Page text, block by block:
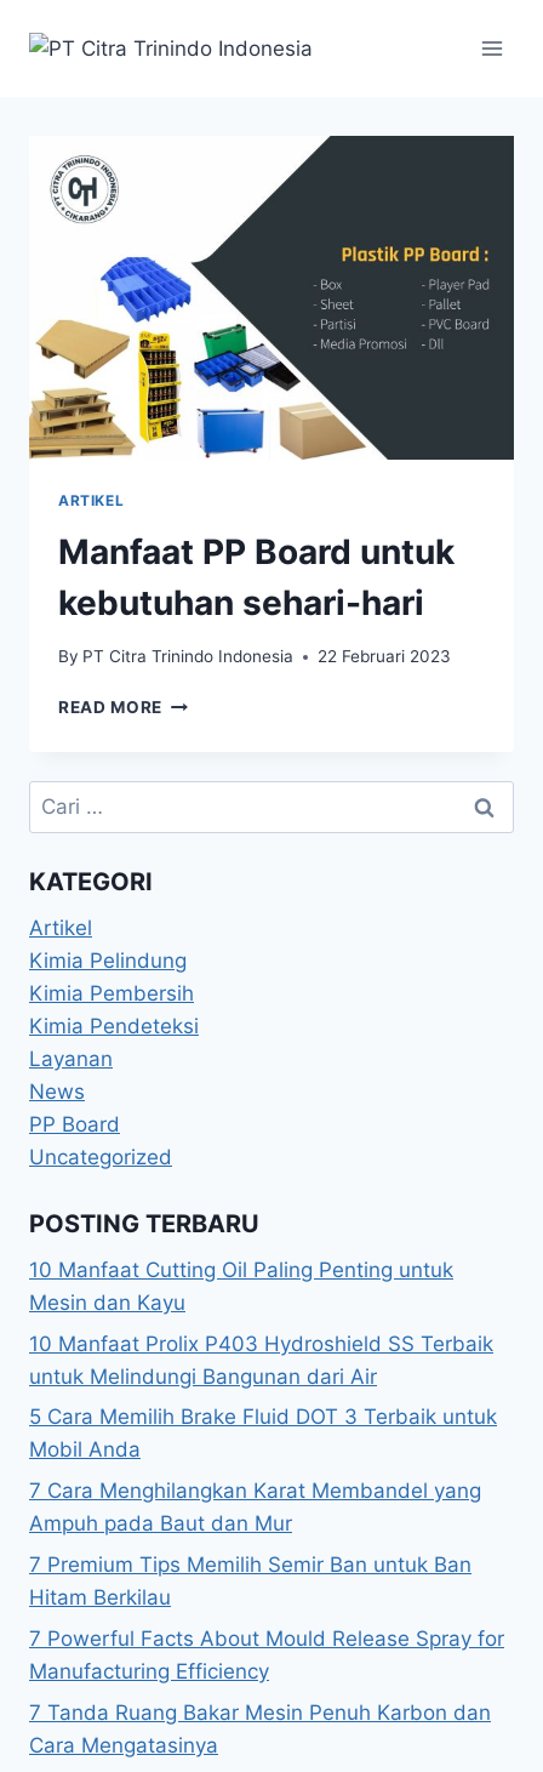
ARTIKEL
Manfaat PP Board untuk
kebutuhan sehari-hari
By PT Citra Trinindo Indonesia 22 Februari 2023
READ MORE
KATEGORI
Artikel
Kimia Pelindung
Kimia Pembersih
Kimia Pendeteksi
Layanan
News
PP Board
Uncategorized
POSTING TERBARU
10 Manfaat Cutting Oil Paling Penting untuk
Mesin dan Kayu
10 Manfaat Prolix P403 Hydroshield SS Terbaik
untuk Melindungi Bangunan dari Air
5 Cara Memilih Brake Fluid DOT 3 Terbaik untuk
Mobil Anda
7 Cara Menghilangkan Karat Membandel yang
Ampuh pada Baut dan Mur
7 Premium Tips Memilih Semir Ban untuk Ban
Hitam Berkilau
7 Powerful Facts About Mould Release Spray for
Manufacturing Efficiency
7 Tanda Ruang Bakar Mesin Penuh Karbon dan
Cara Mengatasinya